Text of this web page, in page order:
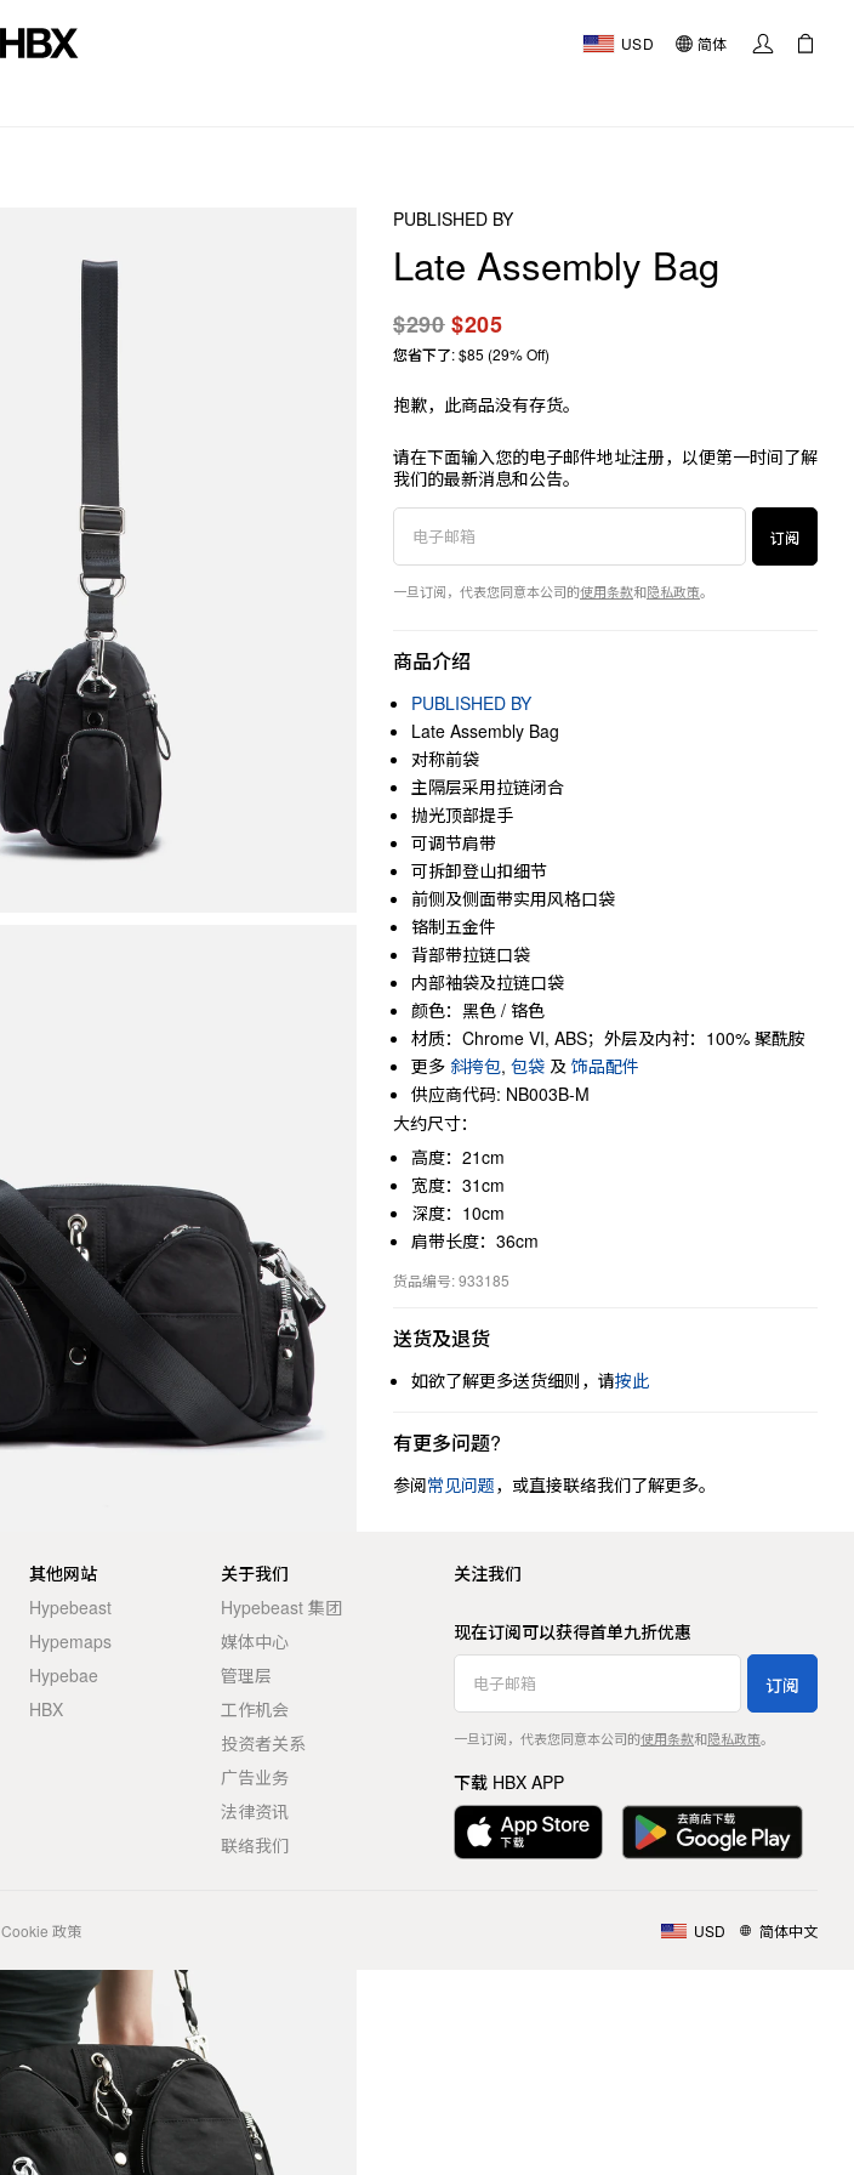
USD 简体
PUBLISHED BY
Late Assembly Bag
$290$205
您省下了: $85 (29% Off)
抱歉，此商品没有存货。
请在下面输入您的电子邮件地址注册，以便第一时间了解
我们的最新消息和公告。
订阅
一旦订阅，代表您同意本公司的使用条款和隐私政策。
商品介绍
PUBLISHED BY
Late Assembly Bag
对称前袋
主隔层采用拉链闭合
抛光顶部提手
可调节肩带
可拆卸登山扣细节
前侧及侧面带实用风格口袋
铬制五金件
背部带拉链口袋
内部袖袋及拉链口袋
颜色：黑色 / 铬色
材质：Chrome VI, ABS；外层及内衬：100% 聚酰胺
更多 斜挎包, 包袋 及 饰品配件
供应商代码: NB003B-M
大约尺寸：
高度：21cm
宽度：31cm
深度：10cm
肩带长度：36cm
货品编号: 933185
送货及退货
如欲了解更多送货细则，请按此
有更多问题?
参阅常见问题，或直接联络我们了解更多。
其他网站
Hypebeast
Hypemaps
Hypebae
HBX
关于我们
Hypebeast 集团
媒体中心
管理层
工作机会
投资者关系
广告业务
法律资讯
联络我们
关注我们
现在订阅可以获得首单九折优惠
订阅
一旦订阅，代表您同意本公司的使用条款和隐私政策。
下载 HBX APP
Cookie 政策 USD 简体中文